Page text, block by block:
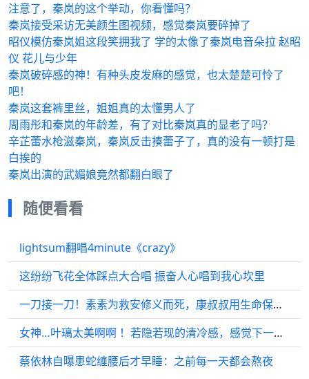
注意了，秦岚的这个举动，你看懂吗？
秦岚接受采访无美颜生图视频，感觉秦岚要碎掉了
昭仪模仿秦岚姐这段笑拥我了 学的太像了秦岚电音朵拉 赵昭
仪 花儿与少年
秦岚破碎感的神！有种头皮发麻的感觉，也太楚楚可怜了
吧！
秦岚这套裤里丝，姐姐真的太懂男人了
周雨彤和秦岚的年龄差，有了对比秦岚真的显老了吗？
辛芷蕾水枪滋秦岚，秦岚反击揍蕾子了，真的没有一顿打是
白挨的
秦岚出演的武媚娘竟然都翻白眼了
随便看看
lightsum翻唱4minute《crazy》
这纷纷飞花全体踩点大合唱 振奋人心唱到我心坎里
一刀接一刀！素素为救安修义而死，康叔叔用生命保护了公主最后一次
女神…叶璃太美啊啊 ！若隐若现的清冷感，感觉下一秒就会破碎，白鹿太会了
蔡依林自曝患蛇缠腰后才早睡：之前每一天都会熬夜